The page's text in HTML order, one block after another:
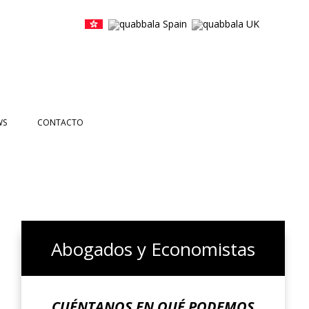
CONTACTO
Abogados y Economistas